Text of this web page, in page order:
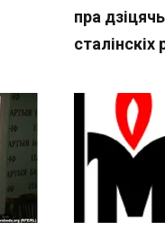
пра
сталінскіх